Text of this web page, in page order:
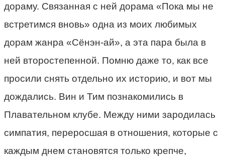
дораму. Связанная с ней дорама «Пока мы не
встретимся вновь» одна из моих любимых
дорам жанра «Сёнэн-ай», а эта пара была в
ней второстепенной. Помню даже то, как все
просили снять отдельно их историю, и вот мы
дождались. Вин и Тим познакомились в
Плавательном клубе. Между ними зародилась
симпатия, переросшая в отношения, которые с
каждым днем становятся только крепче,